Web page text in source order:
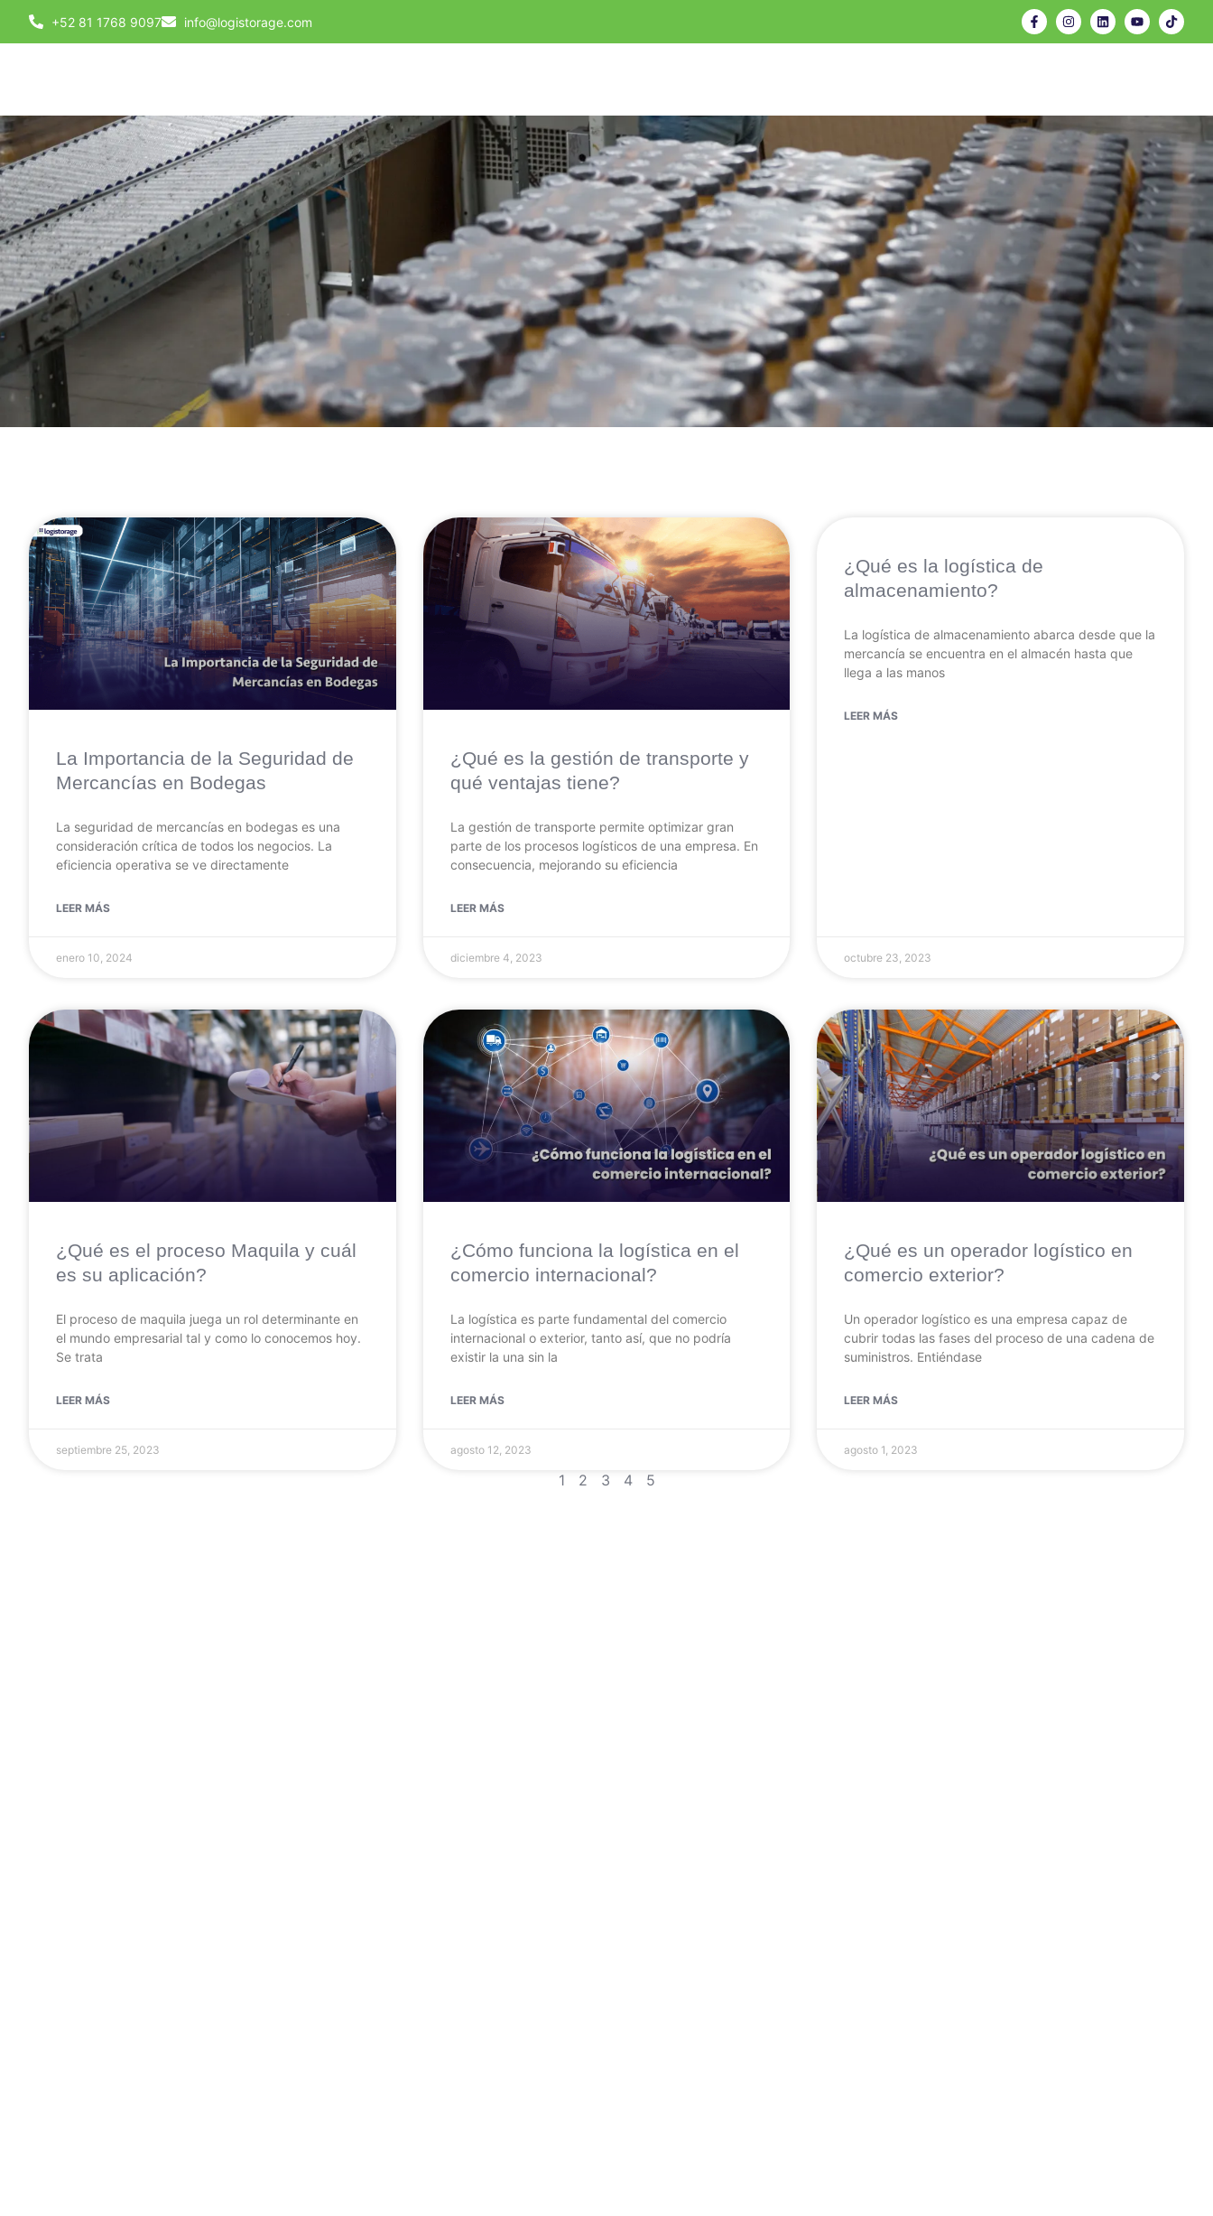
+52 81 1768 9097 info@logistorage.com
La Importancia de la Seguridad de
Mercancías en Bodegas
La seguridad de mercancías en bodegas es una
consideración crítica de todos los negocios. La
eficiencia operativa se ve directamente
LEER MÁS
enero 10, 2024
¿Qué es la gestión de transporte y
qué ventajas tiene?
La gestión de transporte permite optimizar gran
parte de los procesos logísticos de una empresa. En
consecuencia, mejorando su eficiencia
LEER MÁS
diciembre 4, 2023
¿Qué es la logística de
almacenamiento?
La logística de almacenamiento abarca desde que la
mercancía se encuentra en el almacén hasta que
llega a las manos
LEER MÁS
octubre 23, 2023
¿Qué es el proceso Maquila y cuál
es su aplicación?
El proceso de maquila juega un rol determinante en
el mundo empresarial tal y como lo conocemos hoy.
Se trata
LEER MÁS
septiembre 25, 2023
¿Cómo funciona la logística en el
comercio internacional?
La logística es parte fundamental del comercio
internacional o exterior, tanto así, que no podría
existir la una sin la
LEER MÁS
agosto 12, 2023
¿Qué es un operador logístico en
comercio exterior?
Un operador logístico es una empresa capaz de
cubrir todas las fases del proceso de una cadena de
suministros. Entiéndase
LEER MÁS
agosto 1, 2023
1 2 3 4 5